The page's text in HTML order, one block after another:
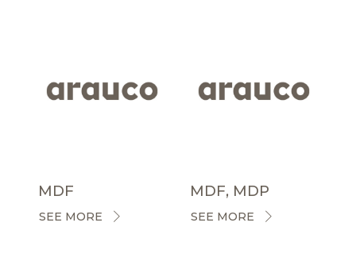
MDF
SEE MORE
MDF, MDP
SEE MORE